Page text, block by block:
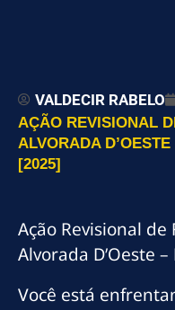
VALDECIR RABELO
AÇÃO REVISIONAL
ALVORADA
[2025]
Ação Revisional
Alvorada D’Oeste
Você está